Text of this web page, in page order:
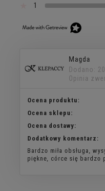
1
Magda
Dodano:
Opinia
Ocena produktu:
Ocena sklepu:
Ocena dostawy:
Dodatkowy komentarz:
Bardzo miła obsługa,
piękne, córce się bardzo